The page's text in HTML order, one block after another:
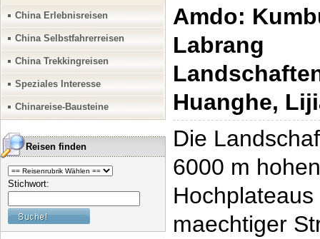
China Erlebnisreisen
China Selbstfahrerreisen
China Trekkingreisen
Speziales Interesse
Chinareise-Bausteine
Reisen finden
Stichwort:
Amdo:
Labrang
Huanghe,
Die
6000 m
maechtiger